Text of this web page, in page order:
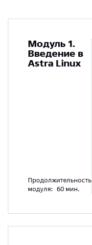
Модуль 1.
Введение в
Astra Linux
Продолжительность
модуля: 60 мин.